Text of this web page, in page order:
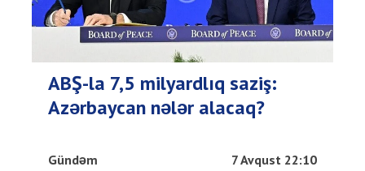
ABŞ-la 7,5 milyardlıq saziş:
Azərbaycan nələr alacaq?
Gündəm 7 Avqust 22:10